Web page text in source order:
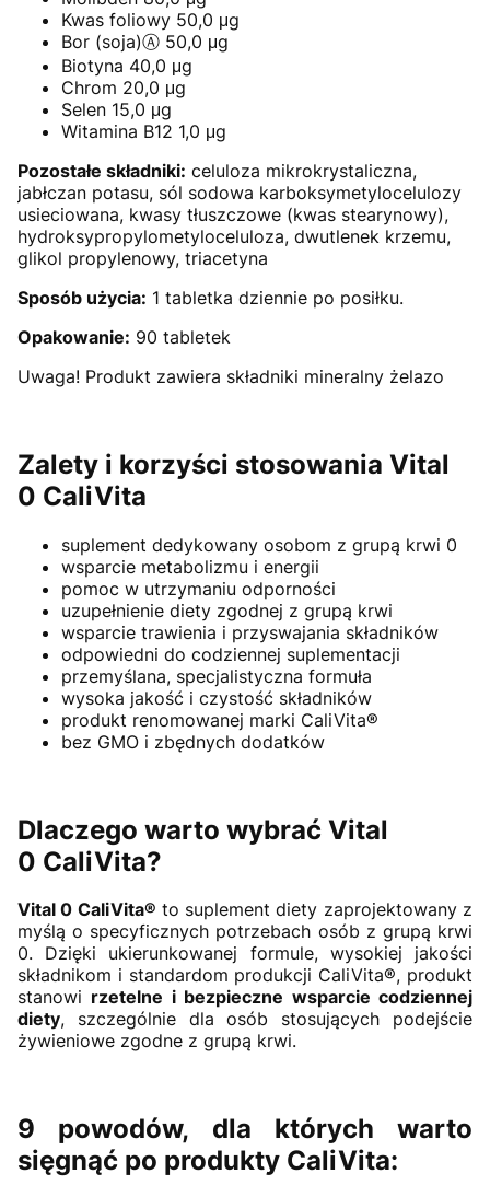
Kwas foliowy 50,0 μg
Bor (soja)Ⓐ 50,0 μg
Biotyna 40,0 μg
Chrom 20,0 μg
Selen 15,0 μg
Witamina B12 1,0 μg
Pozostałe składniki: celuloza mikrokrystaliczna,
jabłczan potasu, sól sodowa karboksymetylocelulozy
usieciowana, kwasy tłuszczowe (kwas stearynowy),
hydroksypropylometyloceluloza, dwutlenek krzemu,
glikol propylenowy, triacetyna
Sposób użycia: 1 tabletka dziennie po posiłku.
Opakowanie: 90 tabletek
Uwaga! Produkt zawiera składniki mineralny żelazo
Zalety i korzyści stosowania Vital
0 CaliVita
suplement dedykowany osobom z grupą krwi 0
wsparcie metabolizmu i energii
pomoc w utrzymaniu odporności
uzupełnienie diety zgodnej z grupą krwi
wsparcie trawienia i przyswajania składników
odpowiedni do codziennej suplementacji
przemyślana, specjalistyczna formuła
wysoka jakość i czystość składników
produkt renomowanej marki CaliVita®
bez GMO i zbędnych dodatków
Dlaczego warto wybrać Vital
0 CaliVita?
Vital 0 CaliVita® to suplement diety zaprojektowany z
myślą o specyficznych potrzebach osób z grupą krwi
0. Dzięki ukierunkowanej formule, wysokiej jakości
składnikom i standardom produkcji CaliVita®, produkt
stanowi rzetelne i bezpieczne wsparcie codziennej
diety, szczególnie dla osób stosujących podejście
żywieniowe zgodne z grupą krwi.
9 powodów, dla których warto
sięgnąć po produkty CaliVita: